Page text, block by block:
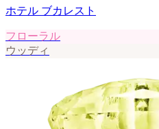
ホテル ブカレスト
フローラル
ウッディ